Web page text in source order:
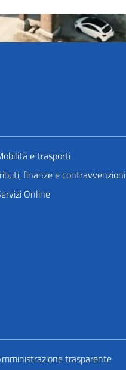
e trasporti
finanze e contravvenzioni
Online
trasparente